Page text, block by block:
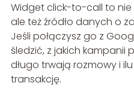
Widget click-to-call to nie
ale też źródło danych o
Jeśli połączysz go z
śledzić, z jakich kampanii
długo trwają rozmowy i
transakcję.